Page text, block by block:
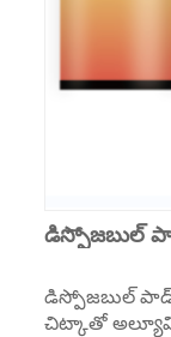
డిస్పోజబుల్
డిస్పోజబుల్ పాడ్
చిట్కాతో